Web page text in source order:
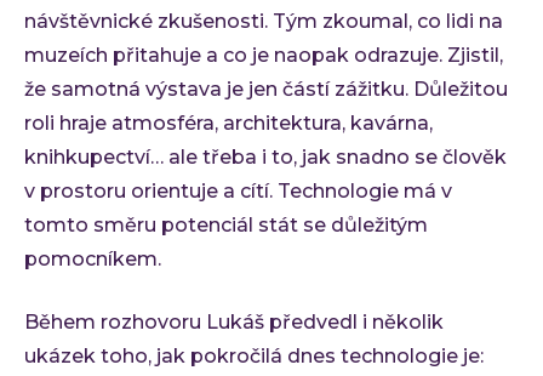
návštěvnické zkušenosti. Tým zkoumal, co lidi na
muzeích přitahuje a co je naopak odrazuje. Zjistil,
že samotná výstava je jen částí zážitku. Důležitou
roli hraje atmosféra, architektura, kavárna,
knihkupectví… ale třeba i to, jak snadno se člověk
v prostoru orientuje a cítí. Technologie má v
tomto směru potenciál stát se důležitým
pomocníkem.
Během rozhovoru Lukáš předvedl i několik
ukázek toho, jak pokročilá dnes technologie je: